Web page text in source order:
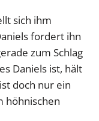
sich ihm
fordert ihn
zum Schlag
Daniels ist, hält
doch nur ein
höhnischen